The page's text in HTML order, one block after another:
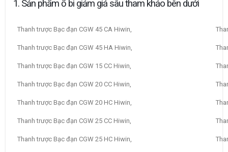
1. Sản phẩm ổ bi giảm giá sâu tham khảo bên dưới
Thanh trược Bạc đạn CGW 45 CA Hiwin,
Thanh trược Bạc đạn CGW 45 HA Hiwin,
Thanh trược Bạc đạn CGW 15 CC Hiwin,
Thanh trược Bạc đạn CGW 20 CC Hiwin,
Thanh trược Bạc đạn CGW 20 HC Hiwin,
Thanh trược Bạc đạn CGW 25 CC Hiwin,
Thanh trược Bạc đạn CGW 25 HC Hiwin,